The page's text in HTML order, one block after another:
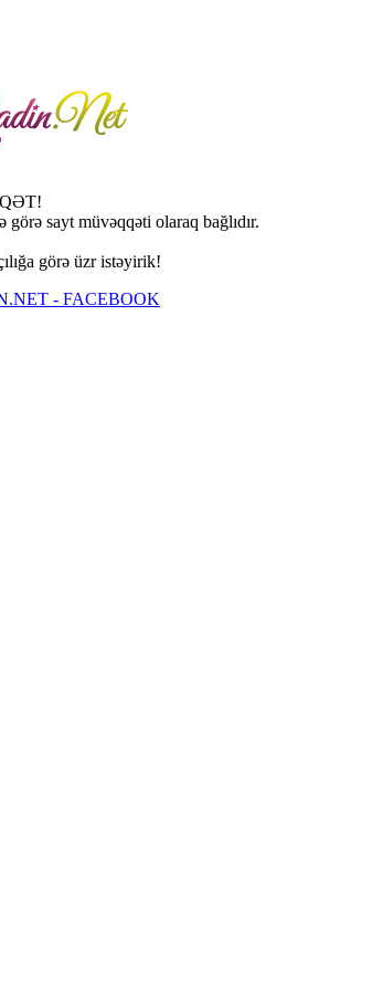
sayt müvəqqəti olaraq bağlıdır.
görə üzr istəyirik!
- FACEBOOK